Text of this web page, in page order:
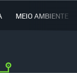
MEIO AMBIENTE